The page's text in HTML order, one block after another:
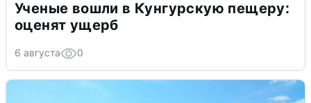
Ученые вошли в Кунгурскую пещеру:
оценят ущерб
6 августа 0